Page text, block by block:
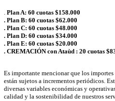
Plan A: 60 cuotas $158.000
. Plan B: 60 cuotas $62.000
. Plan C: 60 cuotas $48.000
. Plan D: 60 cuotas $34.000
. Plan E: 60 cuotas $20.000
. CREMACIÓN con Ataùd : 20 cuotas
Es importante mencionar que los
están sujetos a incrementos periódicos.
diversas variables económicas y
calidad y la sostenibilidad de nuestros